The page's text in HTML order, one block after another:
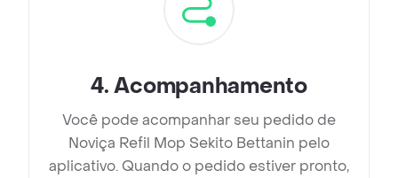
4.Acompanhamento
Você pode acompanhar seu pedido de
Noviça Refil Mop Sekito Bettanin pelo
aplicativo. Quando o pedido estiver pronto,